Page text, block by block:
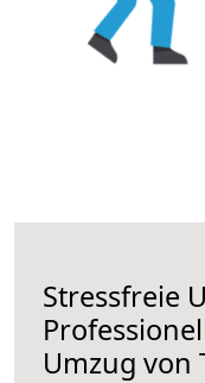
Stressfreie
Umzug von